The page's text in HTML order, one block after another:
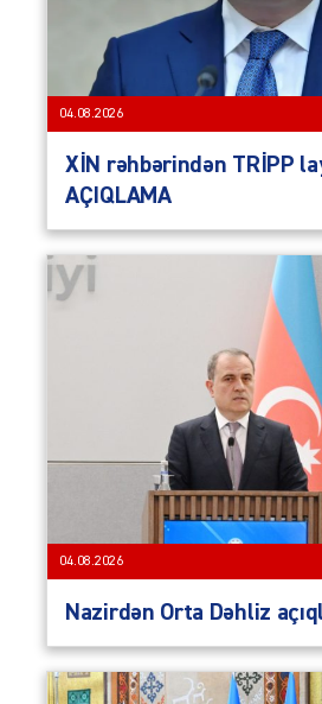
04.08.2026
XİN rəhbərindən TRİPP
AÇIQLAMA
04.08.2026
Nazirdən Orta Dəhliz